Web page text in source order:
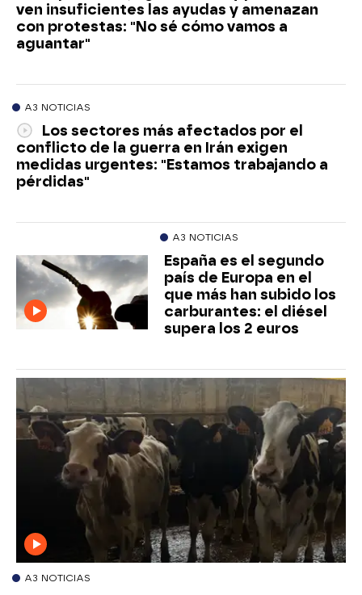
ven insuficientes las ayudas y amenazan
con protestas: "No sé cómo vamos a
aguantar"
A3 NOTICIAS
Los sectores más afectados por el
conflicto de la guerra en Irán exigen
medidas urgentes: "Estamos trabajando a
pérdidas"
A3 NOTICIAS
España es el segundo
país de Europa en el
que más han subido los
carburantes: el diésel
supera los 2 euros
A3 NOTICIAS